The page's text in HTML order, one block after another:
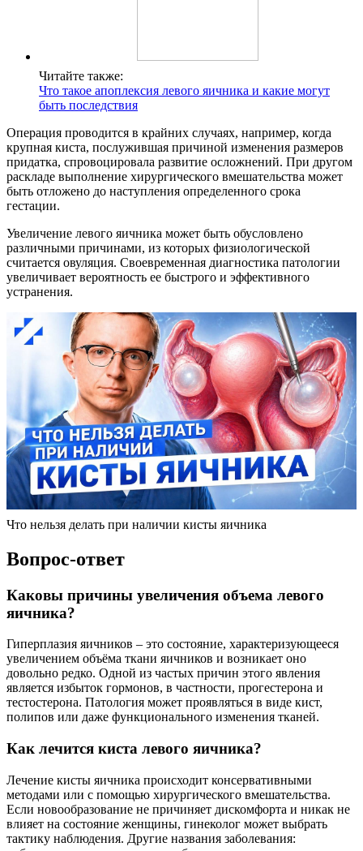
Читайте также:
Что такое апоплексия левого яичника и какие могут
быть последствия
Операция проводится в крайних случаях, например, когда
крупная киста, послужившая причиной изменения размеров
придатка, спровоцировала развитие осложнений. При другом
раскладе выполнение хирургического вмешательства может
быть отложено до наступления определенного срока
гестации.
Увеличение левого яичника может быть обусловлено
различными причинами, из которых физиологической
считается овуляция. Своевременная диагностика патологии
увеличивает вероятность ее быстрого и эффективного
устранения.
Что нельзя делать при наличии кисты яичника
Вопрос-ответ
Каковы причины увеличения объема левого
яичника?
Гиперплазия яичников – это состояние, характеризующееся
увеличением объёма ткани яичников и возникает оно
довольно редко. Одной из частых причин этого явления
является избыток гормонов, в частности, прогестерона и
тестостерона. Патология может проявляться в виде кист,
полипов или даже функционального изменения тканей.
Как лечится киста левого яичника?
Лечение кисты яичника происходит консервативными
методами или с помощью хирургического вмешательства.
Если новообразование не причиняет дискомфорта и никак не
влияет на состояние женщины, гинеколог может выбрать
тактику наблюдения. Другие названия заболевания: